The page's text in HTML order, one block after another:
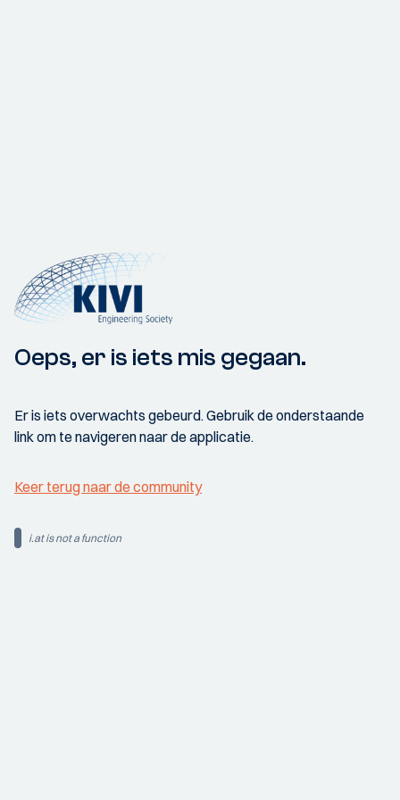
Oeps, er is iets mis gegaan.
Er is iets overwachts gebeurd. Gebruik de onderstaande
link om te navigeren naar de applicatie.
Keer terug naar de community
i.at is not a function